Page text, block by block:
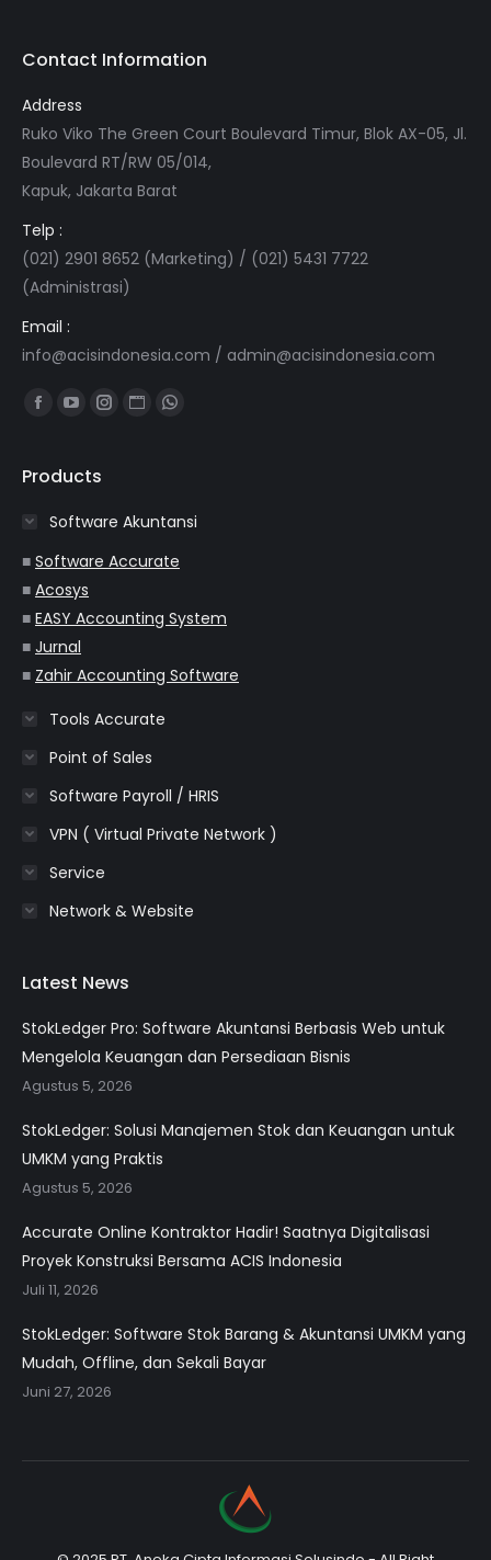
Contact Information
Address
Ruko Viko The Green Court Boulevard Timur, Blok AX-05, Jl.
Boulevard RT/RW 05/014,
Kapuk, Jakarta Barat
Telp :
(021) 2901 8652 (Marketing) / (021) 5431 7722
(Administrasi)
Email :
info@acisindonesia.com / admin@acisindonesia.com
Find us on:
Facebook
opens
new
window
YouTube
opens
new
window
Instagram
new
window
Website
new
window
Whatsapp
new
window
Products
Software Akuntansi
■ Software Accurate
■ Acosys
■ EASY Accounting System
■ Jurnal
■ Zahir Accounting Software
Tools Accurate
Point of Sales
Software Payroll / HRIS
VPN ( Virtual Private Network )
Service
Network & Website
Latest News
StokLedger Pro: Software Akuntansi Berbasis Web untuk
Mengelola Keuangan dan Persediaan Bisnis
Agustus 5, 2026
StokLedger: Solusi Manajemen Stok dan Keuangan untuk
UMKM yang Praktis
Agustus 5, 2026
Accurate Online Kontraktor Hadir! Saatnya Digitalisasi
Proyek Konstruksi Bersama ACIS Indonesia
Juli 11, 2026
StokLedger: Software Stok Barang & Akuntansi UMKM yang
Mudah, Offline, dan Sekali Bayar
Juni 27, 2026